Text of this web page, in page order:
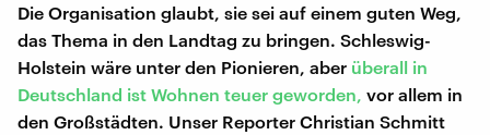
Die Organisation glaubt, sie sei auf einem guten Weg,
das Thema in den Landtag zu bringen. Schleswig-
Holstein wäre unter den Pionieren, aber überall in
Deutschland ist Wohnen teuer geworden, vor allem in
den Großstädten. Unser Reporter Christian Schmitt